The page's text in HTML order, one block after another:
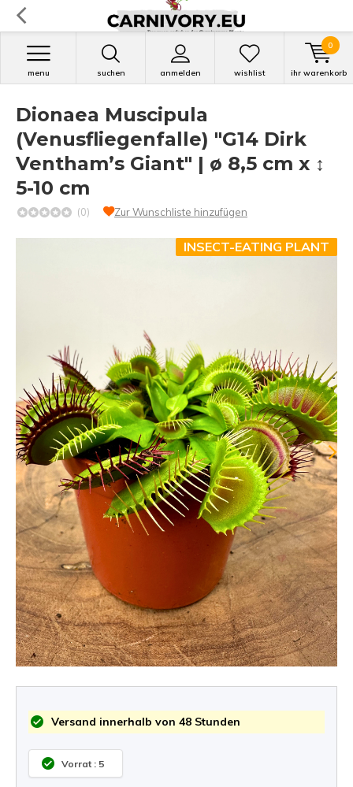
suchen anmelden
menu wishlist ihr warenkorb
0
Dionaea Muscipula
(Venusfliegenfalle) "G14 Dirk
Ventham’s Giant" | ø 8,5 cm x ↕
5-10 cm
(0) Zur Wunschliste hinzufügen
INSECT-EATING PLANT
Versand innerhalb von 48 Stunden
Vorrat : 5